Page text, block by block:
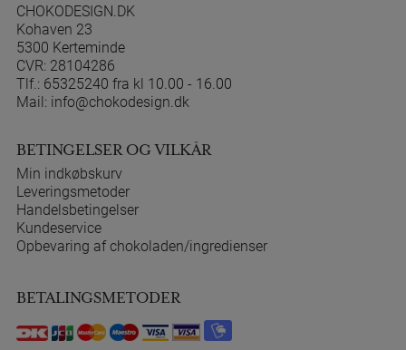
CHOKODESIGN.DK
Kohaven 23
5300 Kerteminde
CVR: 28104286
Tlf.: 65325240 fra kl 10.00 - 16.00
Mail: info@chokodesign.dk
BETINGELSER OG VILKÅR
Min indkøbskurv
Leveringsmetoder
Handelsbetingelser
Kundeservice
Opbevaring af chokoladen/ingredienser
BETALINGSMETODER